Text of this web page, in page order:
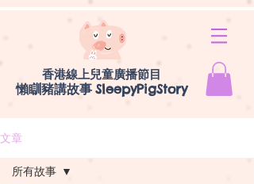
香港線上兒童廣播節目
懶瞓豬講故事 SleepyPigStory
文章
所有故事